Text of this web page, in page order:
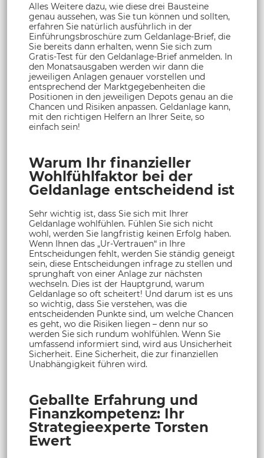
Alles Weitere dazu, wie diese drei Bausteine
genau aussehen, was Sie tun können und sollten,
erfahren Sie natürlich ausführlich in der
Einführungsbroschüre zum Geldanlage-Brief, die
Sie bereits dann erhalten, wenn Sie sich zum
Gratis-Test für den Geldanlage-Brief anmelden. In
den Monatsausgaben werden wir dann die
jeweiligen Anlagen genauer vorstellen und
entsprechend der Marktgegebenheiten die
Positionen in den jeweiligen Depots genau an die
Chancen und Risiken anpassen. Geldanlage kann,
mit den richtigen Helfern an Ihrer Seite, so
einfach sein!
Warum Ihr finanzieller
Wohlfühlfaktor bei der
Geldanlage entscheidend ist
Sehr wichtig ist, dass Sie sich mit Ihrer
Geldanlage wohlfühlen. Fühlen Sie sich nicht
wohl, werden Sie langfristig keinen Erfolg haben.
Wenn Ihnen das „Ur-Vertrauen“ in Ihre
Entscheidungen fehlt, werden Sie ständig geneigt
sein, diese Entscheidungen infrage zu stellen und
sprunghaft von einer Anlage zur nächsten
wechseln. Dies ist der Hauptgrund, warum
Geldanlage so oft scheitert! Und darum ist es uns
so wichtig, dass Sie verstehen, was die
entscheidenden Punkte sind, um welche Chancen
es geht, wo die Risiken liegen – denn nur so
werden Sie sich rundum wohlfühlen. Wenn Sie
umfassend informiert sind, wird aus Unsicherheit
Sicherheit. Eine Sicherheit, die zur finanziellen
Unabhängigkeit führen wird.
Geballte Erfahrung und
Finanzkompetenz: Ihr
Strategieexperte Torsten
Ewert